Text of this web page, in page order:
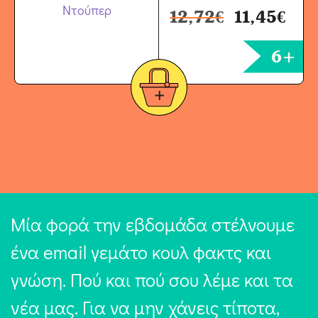
12,72€ 11,45€
6+
Μία φορά την εβδομάδα στέλνουμε
ένα email γεμάτο κουλ φακτς και
γνώση. Πού και πού σου λέμε και τα
νέα μας. Για να μην χάνεις τίποτα,